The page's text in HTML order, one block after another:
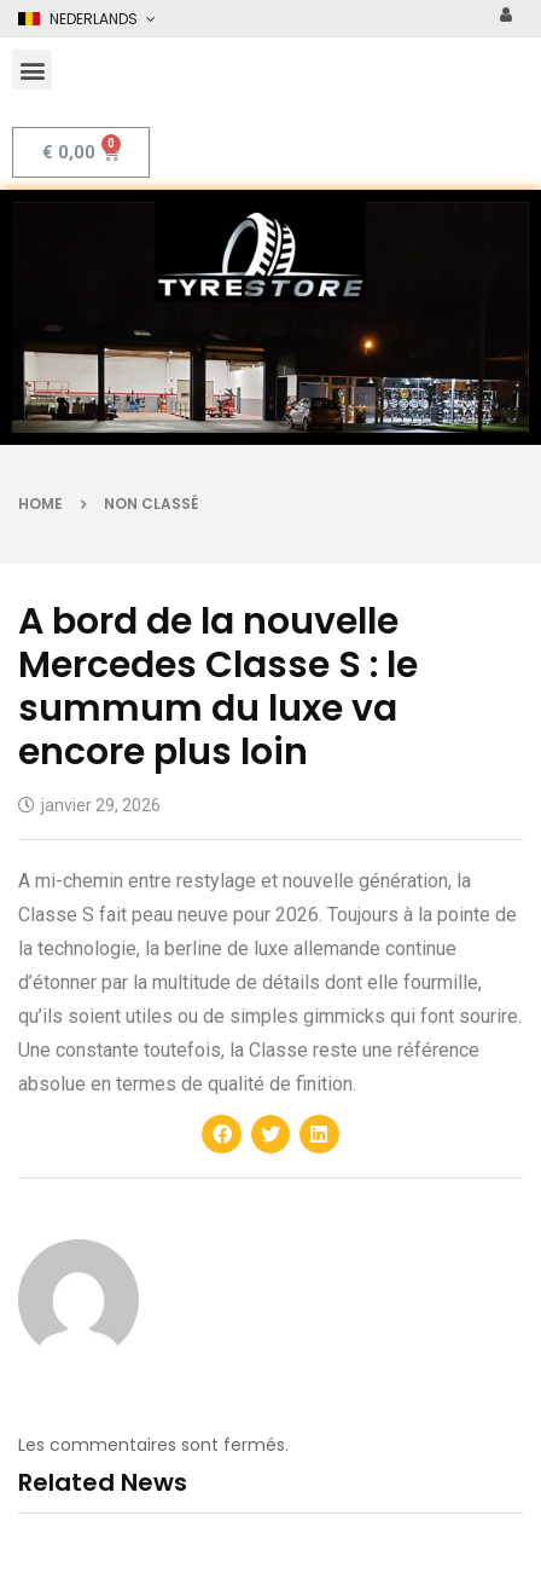
NEDERLANDS
€ 0,00
HOME NON CLASSÉ
A bord de la nouvelle
Mercedes Classe S : le
summum du luxe va
encore plus loin
janvier 29, 2026
A mi-chemin entre restylage et nouvelle génération, la
Classe S fait peau neuve pour 2026. Toujours à la pointe de
la technologie, la berline de luxe allemande continue
d’étonner par la multitude de détails dont elle fourmille,
qu’ils soient utiles ou de simples gimmicks qui font sourire.
Une constante toutefois, la Classe reste une référence
absolue en termes de qualité de finition.
Les commentaires sont fermés.
Related News